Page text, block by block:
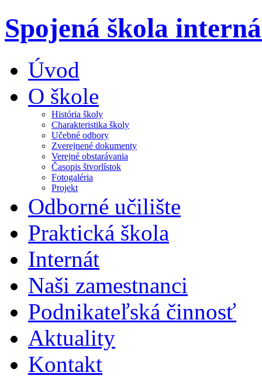
Spojená škola
Úvod
O škole
História školy
Charakteristika školy
Učebné odbory
Zverejnené dokumenty
Verejné obstarávania
Časopis štvorlístok
Fotogaléria
Projekt
Odborné učilište
Praktická škola
Internát
Naši zamestnanci
Podnikateľská činnosť
Aktuality
Kontakt